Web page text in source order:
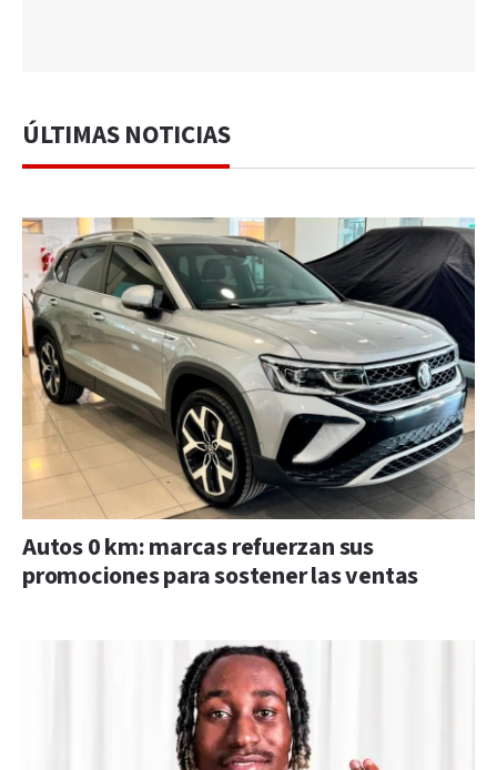
ÚLTIMAS NOTICIAS
Autos 0 km: marcas refuerzan sus
promociones para sostener las ventas